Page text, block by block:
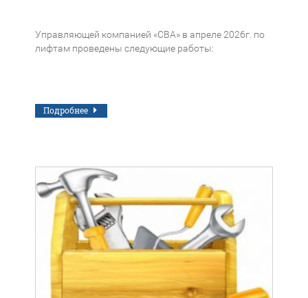
Управляющей компанией «СВА» в апреле 2026г. по
лифтам проведены следующие работы:
Подробнее